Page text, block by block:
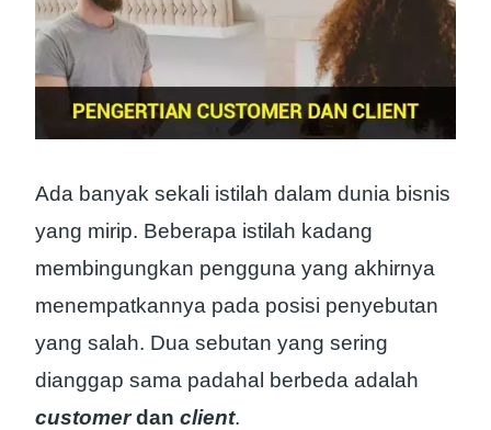
Ada banyak sekali istilah dalam dunia bisnis
yang mirip. Beberapa istilah kadang
membingungkan pengguna yang akhirnya
menempatkannya pada posisi penyebutan
yang salah. Dua sebutan yang sering
dianggap sama padahal berbeda adalah
customerdan client.